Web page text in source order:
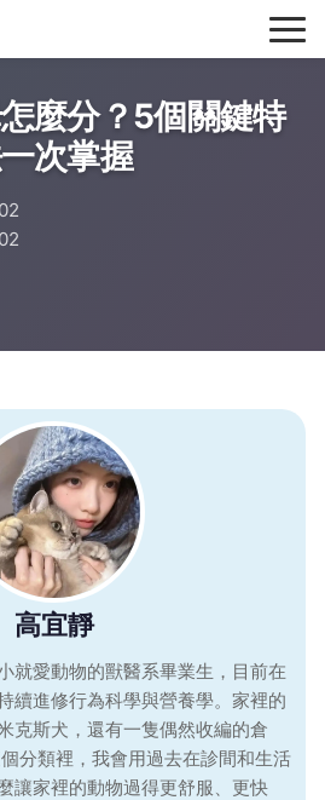
麼分？5個關鍵特
次掌握
高宜靜
就愛動物的獸醫系畢業生，目前在
續進修行為科學與營養學。家裡的
克斯犬，還有一隻偶然收編的倉
分類裡，我會用過去在診間和生活
讓家裡的動物過得更舒服、更快